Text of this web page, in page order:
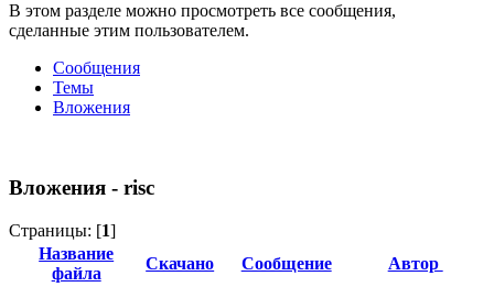
В этом разделе можно просмотреть все сообщения,
сделанные этим пользователем.
Сообщения
Темы
Вложения
Вложения - risc
Страницы: [1]
Название
файла
Скачано Сообщение Автор